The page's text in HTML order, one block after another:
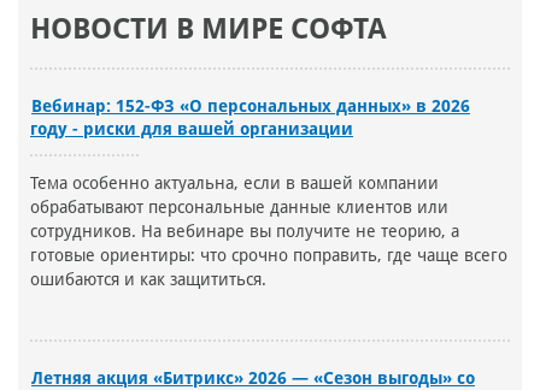
НОВОСТИ В МИРЕ СОФТА
Вебинар: 152-ФЗ «О персональных данных» в 2026
году - риски для вашей организации
Тема особенно актуальна, если в вашей компании
обрабатывают персональные данные клиентов или
сотрудников. На вебинаре вы получите не теорию, а
готовые ориентиры: что срочно поправить, где чаще всего
ошибаются и как защититься.
Летняя акция «Битрикс» 2026 — «Сезон выгоды» со